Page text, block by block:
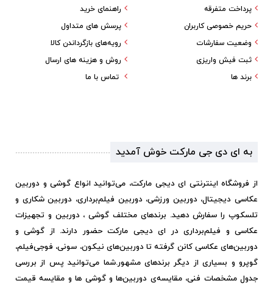
راهنمای خرید
پرسش های متداول
رویه‌های بازگرداندن کالا
روش و هزینه های ارسال
تماس با ما
پرداخت متفرقه
حریم خصوصی کاربران
وضعیت سفارشات
ثبت فیش واریزی
برند ها
به ای دی جی مارکت خوش آمدید
از فروشگاه اینترنتی ای دیجی مارکت، می‌توانید انواع گوشی و دوربین
عکاسی دیجیتال، دوربین ورزشی، دوربین فیلم‌برداری، دوربین شکاری و
تلسکوپ را سفارش دهید. برندهای مختلف گوشی ، دوربین و تجهیزات
عکاسی و فیلم‌برداری در ای دیجی مارکت حضور دارند. از گوشی و
دوربین‌های عکاسی کانن گرفته تا دوربین‌های نیکون، سونی، فوجی‌فیلم،
گوپرو و بسیاری از دیگر برندهای مشهور.شما می‌توانید پس از بررسی
جدول مشخصات فنی، مقایسه‌ی دوربین‌ها و گوشی ها و مقایسه قیمت